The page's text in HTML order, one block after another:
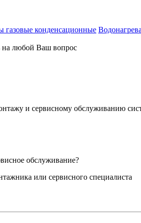
газовые конденсационные
на любой Ваш вопрос
и сервисному обслуживанию
обслуживание?
или сервисного специалиста